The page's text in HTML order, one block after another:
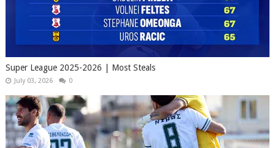
Super League 2025-2026 | Most Steals
July 03, 2026 0